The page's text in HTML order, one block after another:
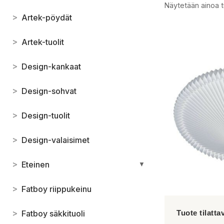
> Artek-pöydät
> Artek-tuolit
> Design-kankaat
> Design-sohvat
> Design-tuolit
> Design-valaisimet
> Eteinen ▼
> Fatboy riippukeinu
> Fatboy säkkituoli
Näytetään ainoa